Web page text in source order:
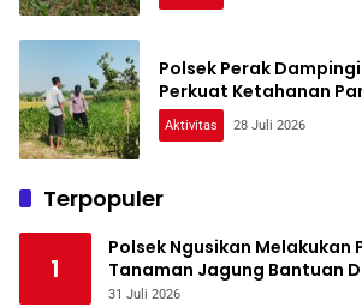
Polsek Perak
Perkuat Ketahanan
Aktivitas 28 Juli 2026
Terpopuler
1
Polsek Ngusikan Melakukan
Tanaman Jagung Bantuan
melalui Polres Jombang
31 Juli 2026